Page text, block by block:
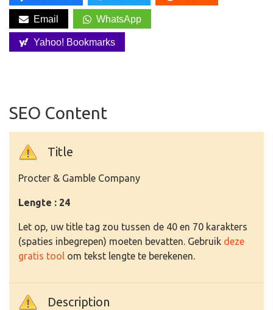
Email WhatsApp
Yahoo! Bookmarks
SEO Content
Title
Procter & Gamble Company
Lengte : 24
Let op, uw title tag zou tussen de 40 en 70 karakters
(spaties inbegrepen) moeten bevatten. Gebruik deze
gratis tool om tekst lengte te berekenen.
Description